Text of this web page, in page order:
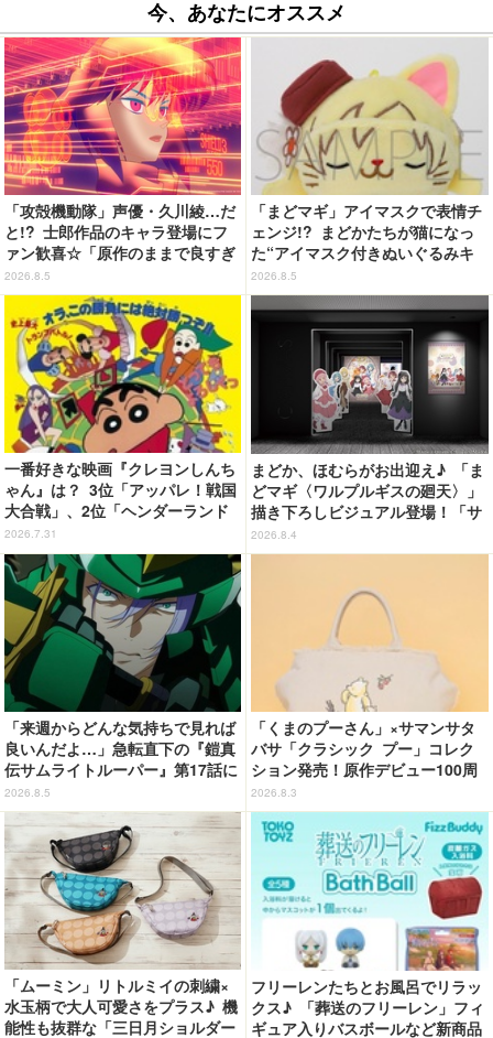
今、あなたにオススメ
「攻殻機動隊」声優・久川綾…だ
と!? 士郎作品のキャラ登場にフ
ァン歓喜☆「原作のままで良すぎ
るな」「脳の処理が追いつかない
よお」…第5話【ネタバレあり反
応まとめ】
2026.8.5
「まどマギ」アイマスクで表情チ
ェンジ!? まどかたちが猫になっ
た“アイマスク付きぬいぐるみキ
ーホルダー”が登場
2026.8.5
一番好きな映画『クレヨンしんち
ゃん』は？ 3位「アッパレ！戦国
大合戦」、2位「ヘンダーランド
の大冒険」、1位は…？【『映画
クレヨンしんちゃん 奇々怪々！
オラの妖怪バケ～ション』公開記
念】
2026.7.31
まどか、ほむらがお出迎え♪ 「ま
どマギ〈ワルプルギスの廻天〉」
描き下ろしビジュアル登場！「サ
ンシャインシティプリンスホテ
ル」コラボ開催
2026.8.4
「来週からどんな気持ちで見れば
良いんだよ…」急転直下の『鎧真
伝サムライトルーパー』第17話に
感情の追いつかない視聴者が続
出…【ネタバレあり反応まとめ】
2026.8.5
「くまのプーさん」×サマンサタ
バサ「クラシック プー」コレク
ション発売！原作デビュー100周
年記念でハンドバッグや財布など
全6種が登場
2026.8.3
「ムーミン」リトルミイの刺繍×
水玉柄で大人可愛さをプラス♪ 機
能性も抜群な「三日月ショルダー
フリーレンたちとお風呂でリラッ
クス♪ 「葬送のフリーレン」フィ
ギュア入りバスボールなど新商品